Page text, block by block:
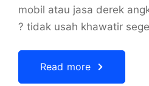
mobil atau jasa derek
? tidak usah khawatir
Read more